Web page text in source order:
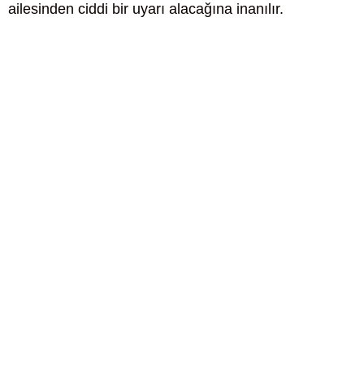
ailesinden ciddi bir uyarı alacağına inanılır.